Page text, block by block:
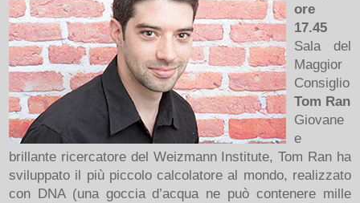
ore
17.45
Sala del
Maggior
Consiglio
Tom Ran
Giovane
e
brillante ricercatore del Weizmann Institute, Tom Ran ha
sviluppato il più piccolo calcolatore al mondo, realizzato
con DNA (una goccia d’acqua ne può contenere mille